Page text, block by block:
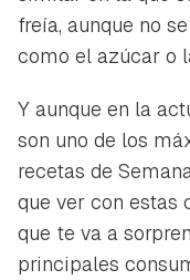
freía, aunque no
como el azúcar o
Y aunque en la
son uno de los
recetas de
que ver con estas
que te va a
principales